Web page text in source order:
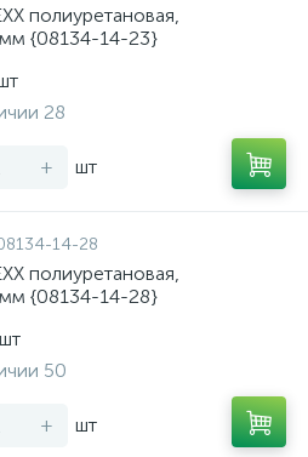
полиуретановая,
{08134-14-23}
28
+ шт
14-28
полиуретановая,
{08134-14-28}
50
+ шт